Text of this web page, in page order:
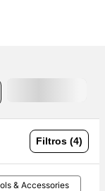
Filtros (4)
& Accessories